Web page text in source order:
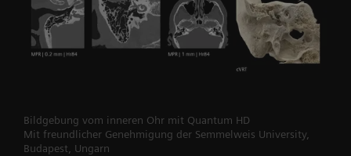
Bildgebung vom inneren Ohr mit Quantum HD
Mit freundlicher Genehmigung der Semmelweis University,
Budapest, Ungarn